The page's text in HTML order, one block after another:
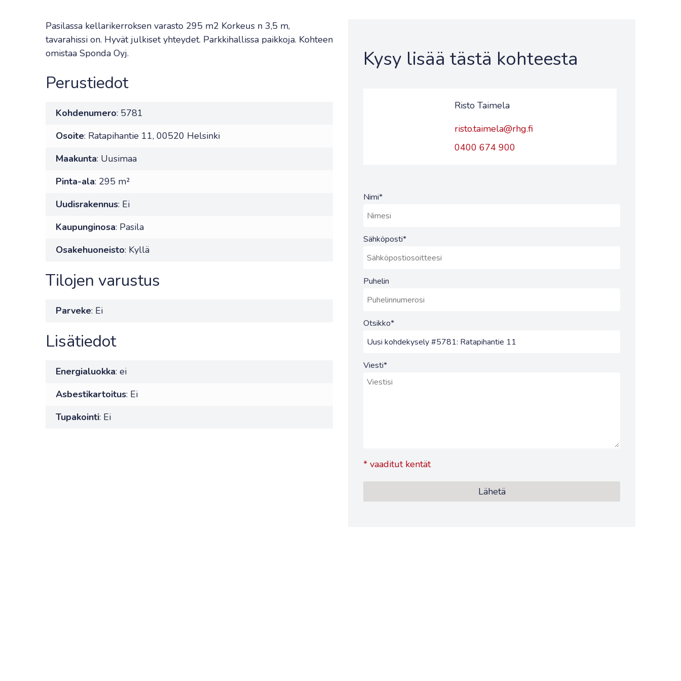
Pasilassa kellarikerroksen varasto 295 m2 Korkeus n 3,5 m,
tavarahissi on. Hyvät julkiset yhteydet. Parkkihallissa paikkoja. Kohteen
omistaa Sponda Oyj.
Perustiedot
Kohdenumero: 5781
Osoite: Ratapihantie 11, 00520 Helsinki
Maakunta: Uusimaa
Pinta-ala: 295 m²
Uudisrakennus: Ei
Kaupunginosa: Pasila
Osakehuoneisto: Kyllä
Tilojen varustus
Parveke: Ei
Lisätiedot
Energialuokka: ei
Asbestikartoitus: Ei
Tupakointi: Ei
Kysy lisää tästä kohteesta
Risto Taimela
risto.taimela@rhg.fi
0400 674 900
Nimi*
Sähköposti*
Puhelin
Otsikko*
Viesti*
* vaaditut kentät